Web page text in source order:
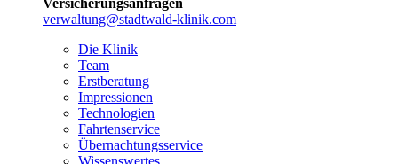
verwaltung@stadtwald-klinik.com
Die Klinik
Team
Erstberatung
Impressionen
Technologien
Fahrtenservice
Übernachtungsservice
Wissenswertes